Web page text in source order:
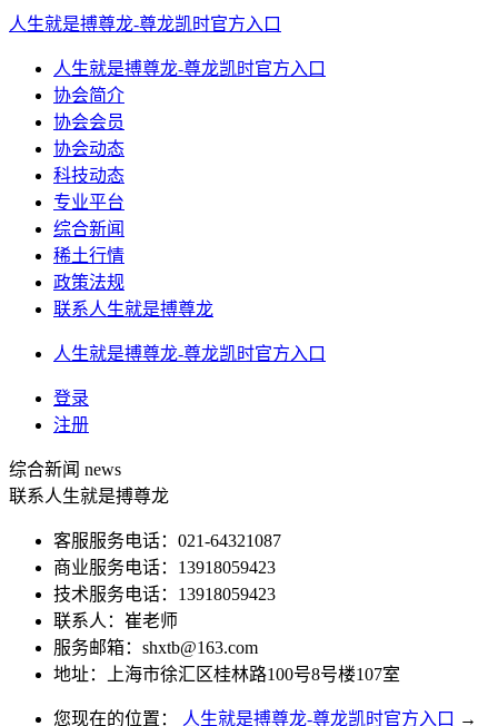
人生就是搏尊龙-尊龙凯时官方入口
人生就是搏尊龙-尊龙凯时官方入口
协会简介
协会会员
协会动态
科技动态
专业平台
综合新闻
稀土行情
政策法规
联系人生就是搏尊龙
人生就是搏尊龙-尊龙凯时官方入口
登录
注册
综合新闻 news
联系人生就是搏尊龙
客服服务电话：021-64321087
商业服务电话：13918059423
技术服务电话：13918059423
联系人：崔老师
服务邮箱： shxtb@163.com
地址：上海市徐汇区桂林路100号8号楼107室
您现在的位置： 人生就是搏尊龙-尊龙凯时官方入口 →